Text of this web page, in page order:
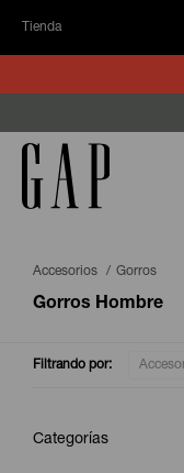
Tienda
Accesorios Gorros
Gorros Hombre
Filtrando por:
Categorías